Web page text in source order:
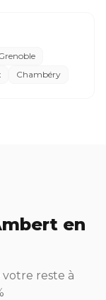
Chambéry
en
reste à